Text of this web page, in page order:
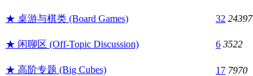
★ 桌游与棋类 (Board Games) 32 24397
★ 闲聊区 (Off-Topic Discussion) 6 3522
★ 高阶专题 (Big Cubes) 17 7970